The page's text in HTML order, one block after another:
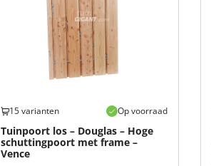
15 varianten Op voorraad
Tuinpoort los – Douglas – Hoge
schuttingpoort met frame –
Vence